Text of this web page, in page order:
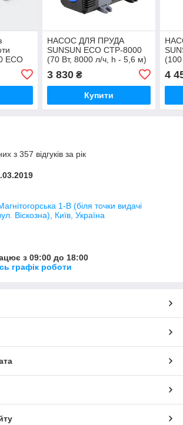
ECO
h —
НАСОС ДЛЯ ПРУДА
SUNSUN ECO CTP-8000
(70 Вт, 8000 л/ч, h - 5,6 м)
3 830₴
Купити
4
з 357 відгуків за рік
1-В (біля точки видачі
Віскозна), Київ, Україна
з 09:00 до 18:00
графік роботи